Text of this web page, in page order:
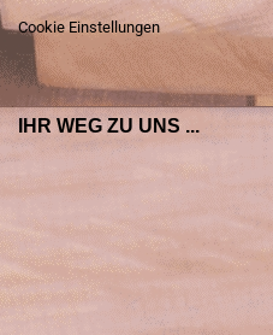
Cookie Einstellungen
IHR WEG ZU UNS ...